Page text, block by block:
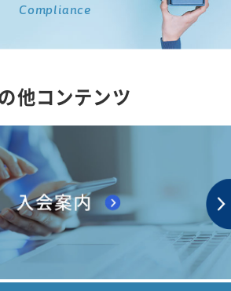
Compliance
他コンテンツ